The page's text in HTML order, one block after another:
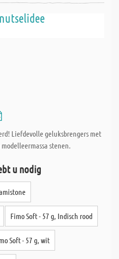
Liefdevolle geluksbrengers met
stenen.
u nodig
Fimo Soft - 57 g, Indisch rood
Soft - 57 g, wit